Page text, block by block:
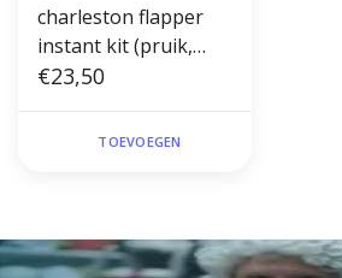
charleston flapper
instant kit (pruik,
ketting, hoofdband
€23,50
TOEVOEGEN